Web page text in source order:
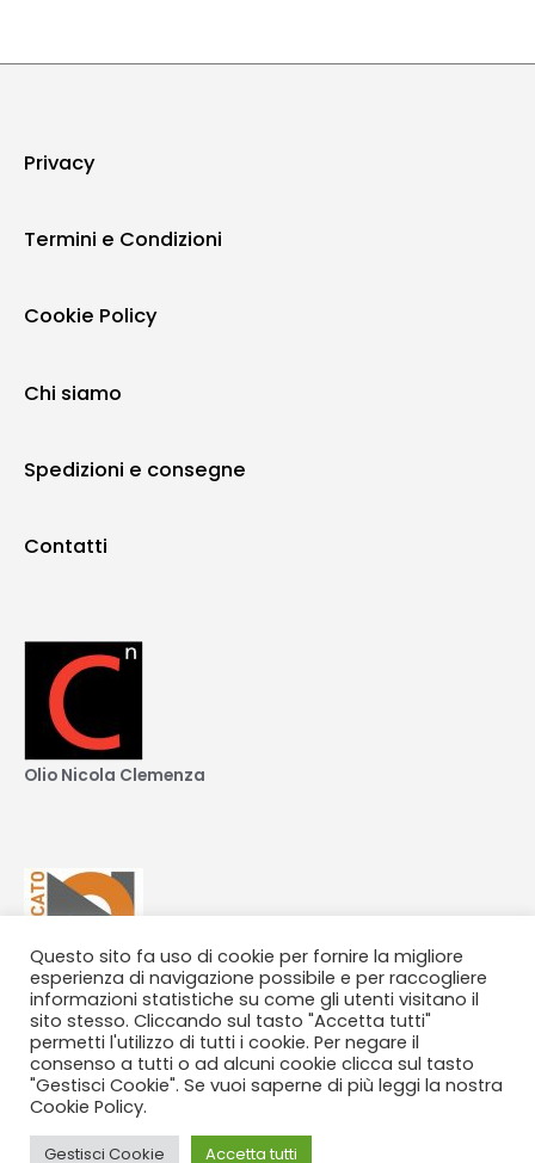
Privacy
Termini e Condizioni
Cookie Policy
Chi siamo
Spedizioni e consegne
Contatti
Olio Nicola Clemenza
Copyright © 2026 - Società Agricola Futura - P.IVA
Questo sito fa uso di cookie per fornire la migliore
esperienza di navigazione possibile e per raccogliere
informazioni statistiche su come gli utenti visitano il
sito stesso. Cliccando sul tasto "Accetta tutti"
permetti l'utilizzo di tutti i cookie. Per negare il
consenso a tutti o ad alcuni cookie clicca sul tasto
"Gestisci Cookie". Se vuoi saperne di più leggi la nostra
Cookie Policy.
Gestisci Cookie Accetta tutti